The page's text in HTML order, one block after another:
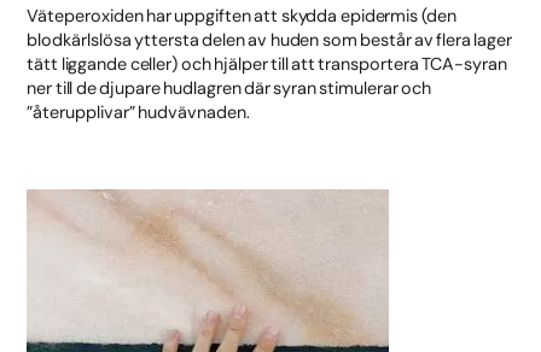
Väteperoxiden har uppgiften att skydda epidermis (den
blodkärlslösa yttersta delen av huden som består av flera lager
tätt liggande celler) och hjälper till att transportera TCA-syran
ner till de djupare hudlagren där syran stimulerar och
”återupplivar” hudvävnaden.